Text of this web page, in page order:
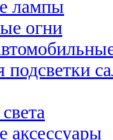
лампы
огни
аксессуары